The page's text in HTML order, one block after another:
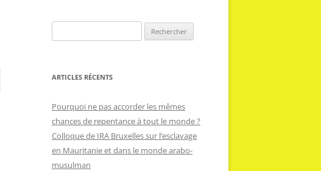
e
h
r
h
ARTICLES RÉCENTS
Pourquoi ne pas accorder les mêmes
chances de repentance à tout le monde ?
Colloque de IRA Bruxelles sur l’esclavage
en Mauritanie et dans le monde arabo-
musulman